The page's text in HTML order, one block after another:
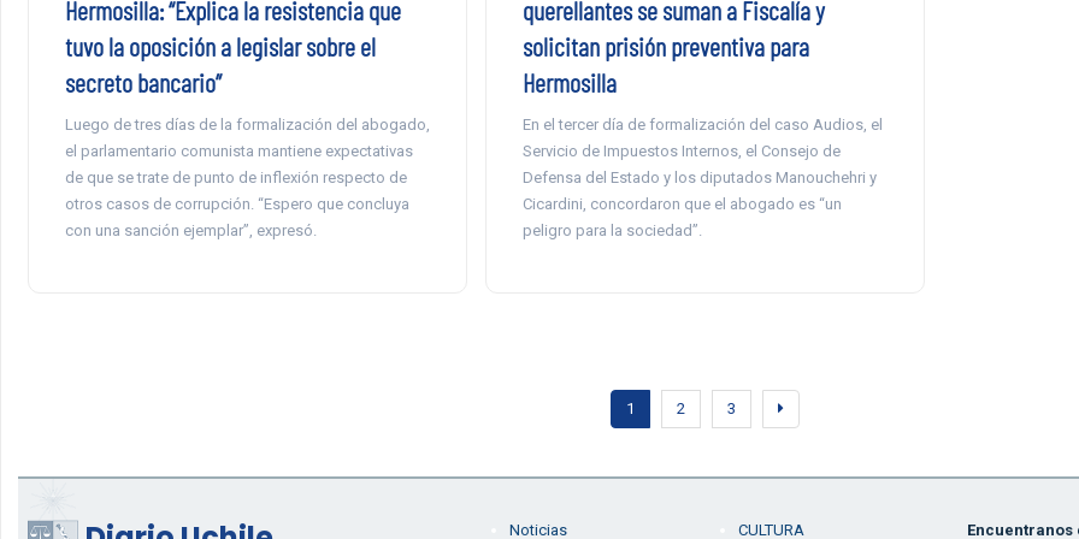
Hermosilla: “Explica la resistencia que
tuvo la oposición a legislar sobre el
secreto bancario”
Luego de tres días de la formalización del abogado,
el parlamentario comunista mantiene expectativas
de que se trate de punto de inflexión respecto de
otros casos de corrupción. “Espero que concluya
con una sanción ejemplar”, expresó.
querellantes se suman a Fiscalía y
solicitan prisión preventiva para
Hermosilla
En el tercer día de formalización del caso Audios, el
Servicio de Impuestos Internos, el Consejo de
Defensa del Estado y los diputados Manouchehri y
Cicardini, concordaron que el abogado es “un
peligro para la sociedad”.
1 2 3
Noticias CULTURA Encuentranos